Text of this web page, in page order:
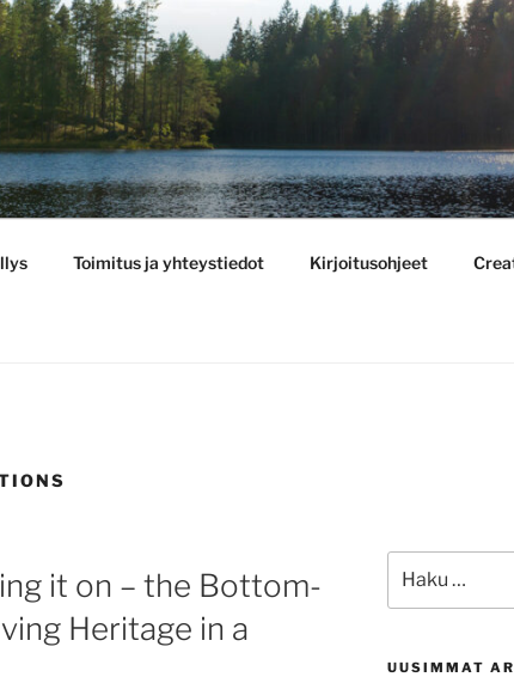
Toimitus ja yhteystiedot Kirjoitusohjeet
it on – the Bottom-
Heritage in a
UUSIMMAT